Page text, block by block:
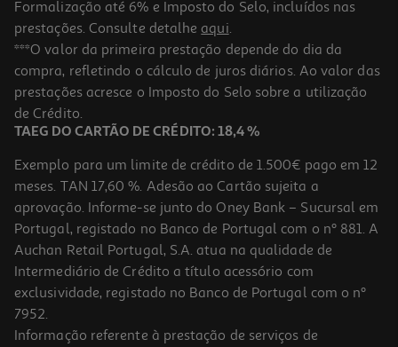
Toalha Praia Microfibra Actuel 80x130cm Cores Sortidas
4 €/un
Price reduced from
6,99 €to
4,00 €
Promoção
-20%
Formalização até 6% e Imposto do Selo, incluídos nas
prestações. Consulte detalhe aqui.
***O valor da primeira prestação depende do dia da
compra, refletindo o cálculo de juros diários. Ao valor das
prestações acresce o Imposto do Selo sobre a utilização
de Crédito.
TAEG DO CARTÃO DE CRÉDITO: 18,4 %
Exemplo para um limite de crédito de 1.500€ pago em 12
meses. TAN 17,60 %. Adesão ao Cartão sujeita a
aprovação. Informe-se junto do Oney Bank – Sucursal em
Portugal, registado no Banco de Portugal com o nº 881. A
Auchan Retail Portugal, S.A. atua na qualidade de
Intermediário de Crédito a título acessório com
exclusividade, registado no Banco de Portugal com o nº
7952.
Informação referente à prestação de serviços de